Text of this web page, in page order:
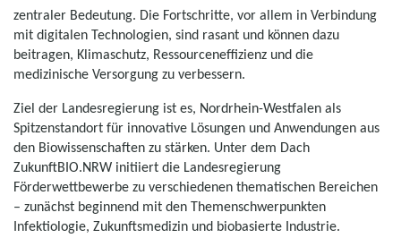
zentraler Bedeutung. Die Fortschritte, vor allem in Verbindung
mit digitalen Technologien, sind rasant und können dazu
beitragen, Klimaschutz, Ressourceneffizienz und die
medizinische Versorgung zu verbessern.
Ziel der Landesregierung ist es, Nordrhein-Westfalen als
Spitzenstandort für innovative Lösungen und Anwendungen aus
den Biowissenschaften zu stärken. Unter dem Dach
ZukunftBIO.NRW initiiert die Landesregierung
Förderwettbewerbe zu verschiedenen thematischen Bereichen
– zunächst beginnend mit den Themenschwerpunkten
Infektiologie, Zukunftsmedizin und biobasierte Industrie.